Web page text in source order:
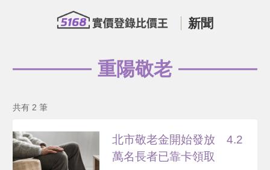
新聞
重陽敬老
共有 2 筆
北市敬老金開始發放 4.2
萬名長者已靠卡領取